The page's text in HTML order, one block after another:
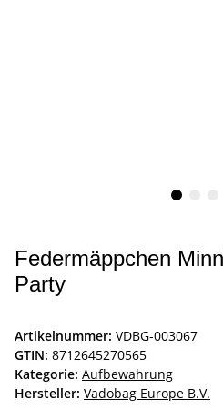
Federmäppchen
Party
Artikelnummer: VDBG-003067
GTIN: 8712645270565
Kategorie: Aufbewahrung
Hersteller: Vadobag Europe B.V.